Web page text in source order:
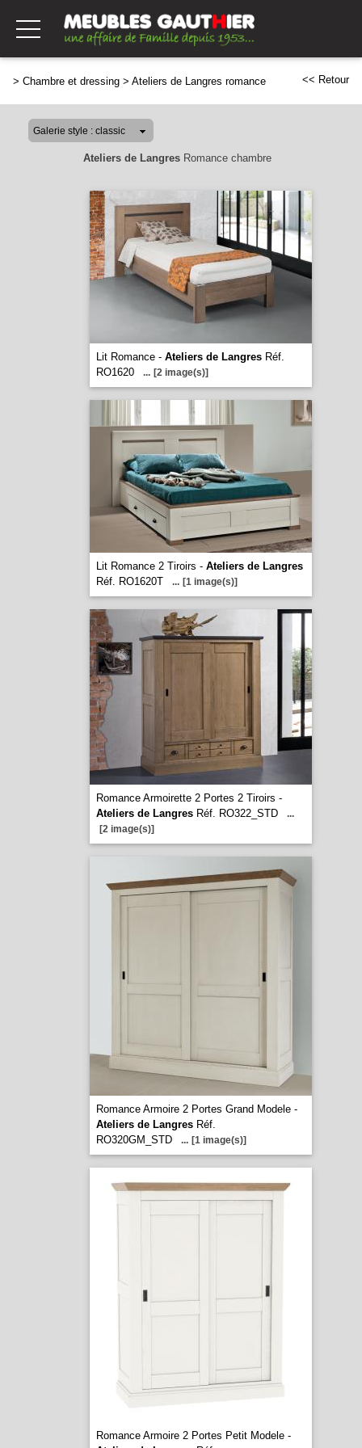
> Chambre et dressing > Ateliers de Langres romance << Retour
Ateliers de LangresRomance chambre
Lit Romance - Ateliers de LangresRéf.
RO1620
... [2 image(s)]
Lit Romance 2 Tiroirs - Ateliers de Langres
Réf. RO1620T
... [1 image(s)]
Romance Armoirette 2 Portes 2 Tiroirs -
Ateliers de LangresRéf. RO322_STD
...
[2 image(s)]
Romance Armoire 2 Portes Grand Modele -
Ateliers de LangresRéf.
RO320GM_STD
... [1 image(s)]
Romance Armoire 2 Portes Petit Modele -